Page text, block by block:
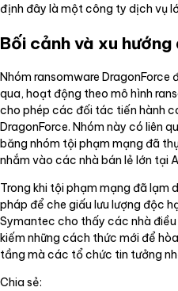
định đây là một công ty dịch vụ
Bối cảnh và xu hướng
Nhóm ransomware DragonForce
qua, hoạt động theo mô hình
cho phép các đối tác tiến hành
DragonForce. Nhóm này có liên
băng nhóm tội phạm mạng đã
nhắm vào các nhà bán lẻ lớn tại
Trong khi tội phạm mạng đã lạm
pháp để che giấu lưu lượng độc
Symantec cho thấy các nhà
kiếm những cách thức mới để
tầng mà các tổ chức tin tưởng
Chia sẻ: